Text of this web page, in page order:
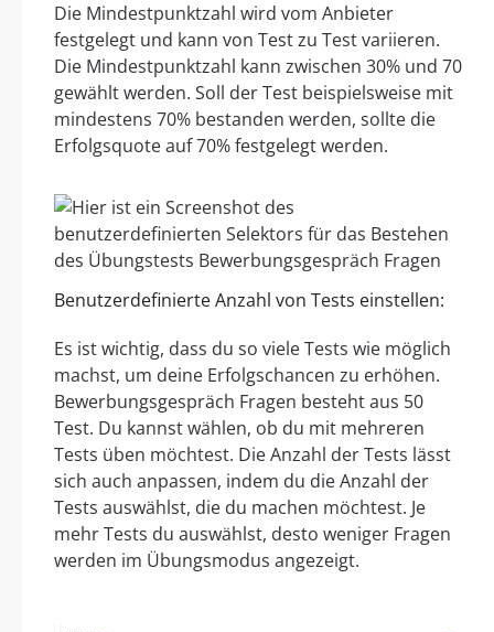
Die Mindestpunktzahl wird vom Anbieter
festgelegt und kann von Test zu Test variieren.
Die Mindestpunktzahl kann zwischen 30% und 70
gewählt werden. Soll der Test beispielsweise mit
mindestens 70% bestanden werden, sollte die
Erfolgsquote auf 70% festgelegt werden.
Benutzerdefinierte Anzahl von Tests einstellen:
Es ist wichtig, dass du so viele Tests wie möglich
machst, um deine Erfolgschancen zu erhöhen.
Bewerbungsgespräch Fragen besteht aus 50
Test. Du kannst wählen, ob du mit mehreren
Tests üben möchtest. Die Anzahl der Tests lässt
sich auch anpassen, indem du die Anzahl der
Tests auswählst, die du machen möchtest. Je
mehr Tests du auswählst, desto weniger Fragen
werden im Übungsmodus angezeigt.